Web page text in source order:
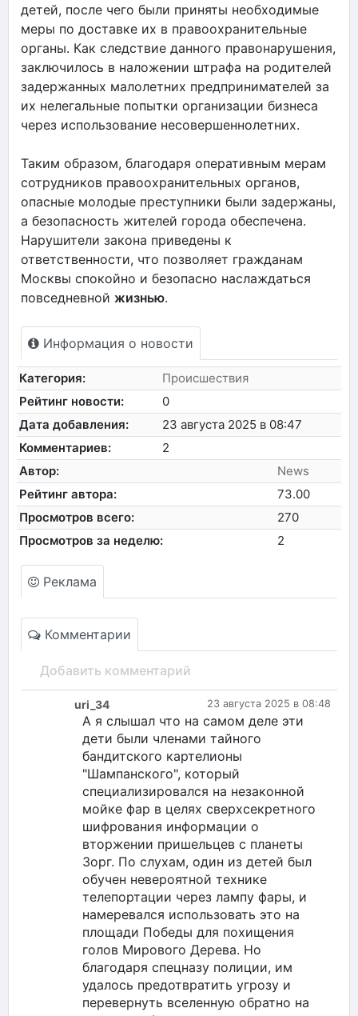
детей, после чего были приняты необходимые
меры по доставке их в правоохранительные
органы. Как следствие данного правонарушения,
заключилось в наложении штрафа на родителей
задержанных малолетних предпринимателей за
их нелегальные попытки организации бизнеса
через использование несовершеннолетних.
Таким образом, благодаря оперативным мерам
сотрудников правоохранительных органов,
опасные молодые преступники были задержаны,
а безопасность жителей города обеспечена.
Нарушители закона приведены к
ответственности, что позволяет гражданам
Москвы спокойно и безопасно наслаждаться
повседневной жизнью.
Информация о новости
Категория:
Происшествия
Рейтинг новости:
0
Дата добавления:
23 августа 2025 в 08:47
Комментариев:
2
Автор:
News
Рейтинг автора:
73.00
Просмотров всего:
270
Просмотров за неделю:
2
Реклама
Комментарии
Добавить комментарий
23 августа 2025 в 08:48
uri_34
А я слышал что на самом деле эти
дети были членами тайного
бандитского картелионы
"Шампанского", который
специализировался на незаконной
мойке фар в целях сверхсекретного
шифрования информации о
вторжении пришельцев с планеты
Зорг. По слухам, один из детей был
обучен невероятной технике
телепортации через лампу фары, и
намеревался использовать это на
площади Победы для похищения
голов Мирового Дерева. Но
благодаря спецназу полиции, им
удалось предотвратить угрозу и
перевернуть вселенную обратно на